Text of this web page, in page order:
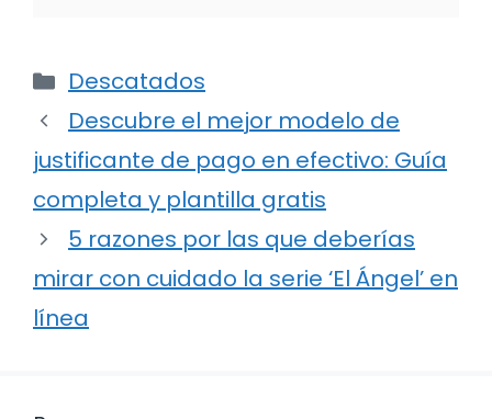
Categorías
Descatados
Descubre el mejor modelo de
justificante de pago en efectivo: Guía
completa y plantilla gratis
5 razones por las que deberías
mirar con cuidado la serie ‘El Ángel’ en
línea